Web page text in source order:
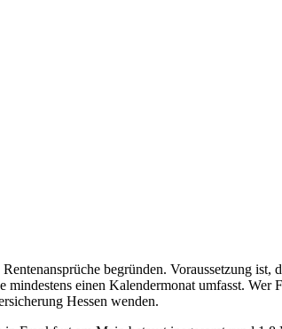
begründen. Voraussetzung
einen Kalendermonat umfasst.
Hessen wenden.